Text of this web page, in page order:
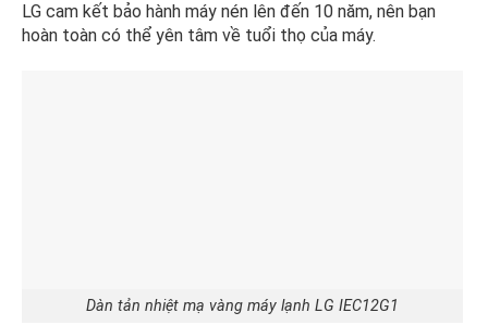
LG cam kết bảo hành máy nén lên đến 10 năm, nên bạn
hoàn toàn có thể yên tâm về tuổi thọ của máy.
Dàn tản nhiệt mạ vàng máy lạnh LG IEC12G1